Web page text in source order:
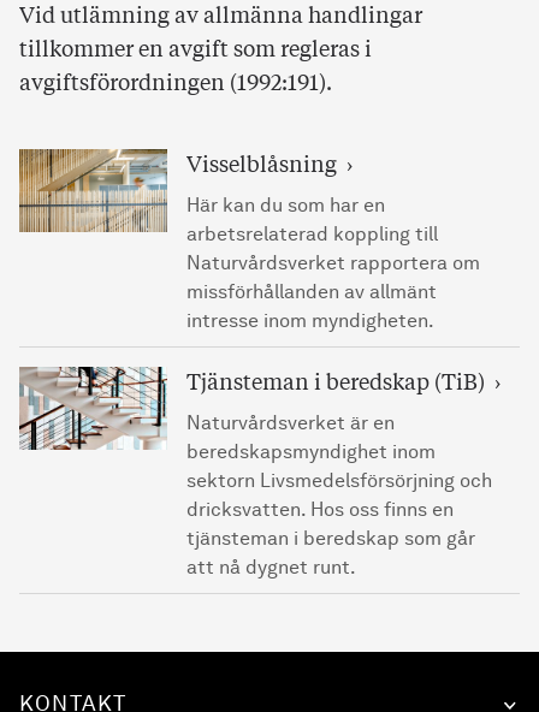
Vid utlämning av allmänna handlingar
tillkommer en avgift som regleras i
avgiftsförordningen (1992:191).
Visselblåsning
Här kan du som har en
arbetsrelaterad koppling till
Naturvårdsverket rapportera om
missförhållanden av allmänt
intresse inom myndigheten.
Tjänsteman i beredskap (TiB)
Naturvårdsverket är en
beredskapsmyndighet inom
sektorn Livsmedelsförsörjning och
dricksvatten. Hos oss finns en
tjänsteman i beredskap som går
att nå dygnet runt.
KONTAKT